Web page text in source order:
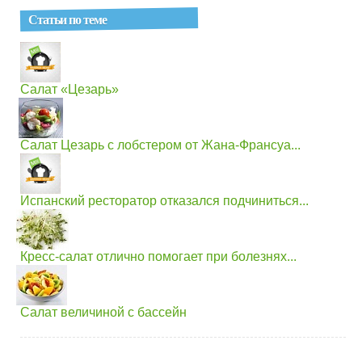
Статьи по теме
Салат «Цезарь»
Салат Цезарь с лобстером от Жана-Франсуа...
Испанский ресторатор отказался подчиниться...
Кресс-салат отлично помогает при болезнях...
Салат величиной с бассейн